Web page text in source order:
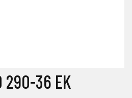
290-36 EK